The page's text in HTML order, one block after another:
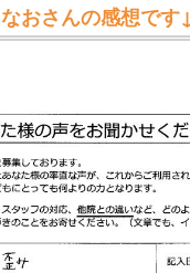
なおさんの感想です↓